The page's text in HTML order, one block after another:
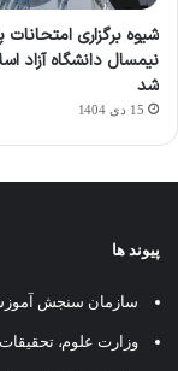
شیوه برگزاری امتحانات
نیمسال دانشگاه آزاد
شد
15 دی 1404
پیوند ها
سازمان سنجش
وزارت علوم،